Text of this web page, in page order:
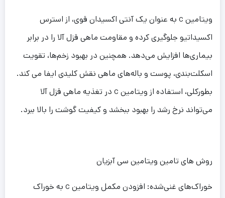
ویتامین c به عنوان یک آنتی اکسیدان قوی، از استرس
اکسیداتیو جلوگیری کرده و مقاومت ماهی قزل آلا را در برابر
بیماری‌ها افزایش می‌دهد. همچنین در بهبود زخم‌ها، تقویت
اسکلت‌بندی، پوست و باله‌های ماهی نقش کلیدی ایفا می کند.
بطورکلی، استفاده از ویتامین c در تغذیه ماهی قزل آلا
می‌تواند نرخ رشد را بهبود ببخشد و کیفیت گوشت را بالا ببرد.
روش های تامین ویتامین سی آبزیان
خوراک‌های غنی‌شده: افزودن مکمل ویتامین c به خوراک